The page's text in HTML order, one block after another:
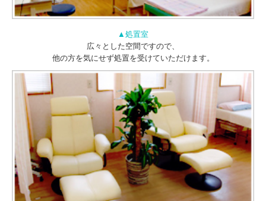
▲処置室
広々とした空間ですので、
他の方を気にせず処置を受けていただけます。